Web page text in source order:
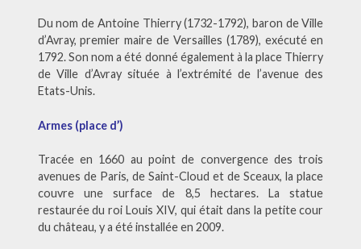
Du nom de Antoine Thierry (1732-1792), baron de Ville
d’Avray, premier maire de Versailles (1789), exécuté en
1792. Son nom a été donné également à la place Thierry
de Ville d’Avray située à l’extrémité de l’avenue des
Etats-Unis.
Armes (place d’)
Tracée en 1660 au point de convergence des trois
avenues de Paris, de Saint-Cloud et de Sceaux, la place
couvre une surface de 8,5 hectares. La statue
restaurée du roi Louis XIV, qui était dans la petite cour
du château, y a été installée en 2009.